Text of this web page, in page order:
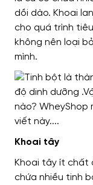
dồi dào. Khoai
cho quá trình
không nên loại
mình.
Khoai tây
Khoai tây ít chất
chứa nhiều tinh